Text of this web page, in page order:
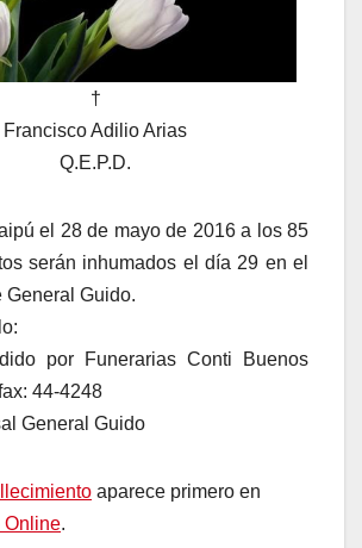
†
Francisco Adilio Arias
Q.E.P.D.
el 28 de mayo de 2016 a los 85
serán inhumados el día 29 en el
General Guido.
por Funerarias Conti Buenos
44-4248
General Guido
aparece primero en
Online.